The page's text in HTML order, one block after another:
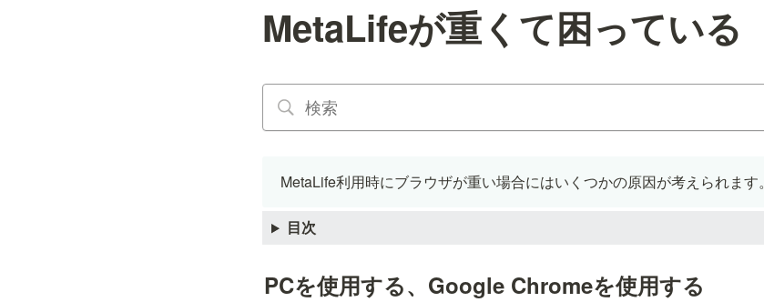
MetaLifeが重くて困っている
MetaLife利用時にブラウザが重い場合にはいくつかの原因が考えられます。
目次
PCを使用する、Google Chromeを使用する